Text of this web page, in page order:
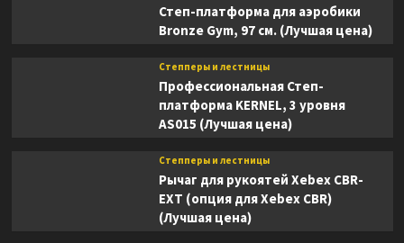
Степ-платформа для аэробики
Bronze Gym, 97 см. (Лучшая цена)
Степперы и лестницы
Профессиональная Степ-
платформа KERNEL, 3 уровня
AS015 (Лучшая цена)
Степперы и лестницы
Рычаг для рукоятей Xebex CBR-
EXT (опция для Xebex CBR)
(Лучшая цена)